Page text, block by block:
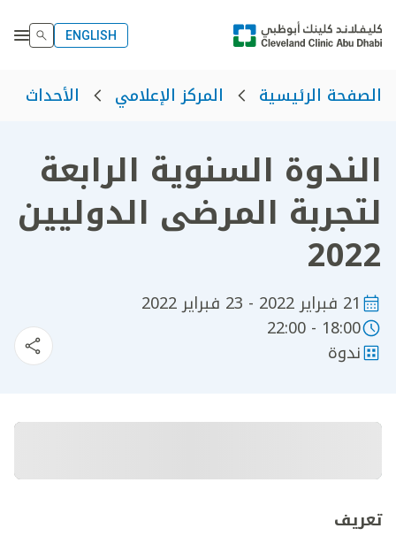
ENGLISH
الصفحة الرئيسية المركز الإعلامي الأحداث
الندوة السنوية الرابعة
لتجربة المرضى الدوليين
2022
21 فبراير 2022 - 23 فبراير 2022
18:00 - 22:00
ندوة
تعريف